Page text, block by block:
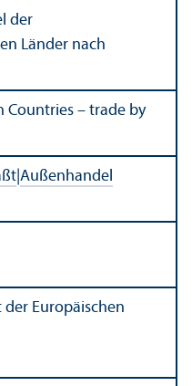
der
Länder nach
Countries – trade by
Außenhandel
der Europäischen